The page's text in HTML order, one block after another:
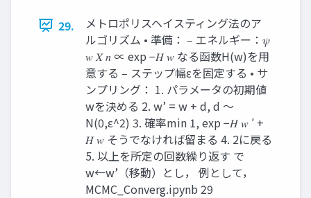
29.
メトロポリスヘイスティング法のア
ルゴリズム • 準備： ‒ エネルギー：𝜓
𝑤 𝑋 𝑛 ∝ exp −𝐻 𝑤 なる函数H(w)を用
意する ‒ ステップ幅εを固定する • サ
ンプリング： 1. パラメータの初期値
wを決める 2. w’ = w + d, d ～
N(0,ε^2) 3. 確率min 1, exp −𝐻 𝑤 ′ +
𝐻 𝑤 そうでなければ留まる 4. 2に戻る
5. 以上を所定の回数繰り返す で
w←w’（移動）とし， 例として，
MCMC_Converg.ipynb 29